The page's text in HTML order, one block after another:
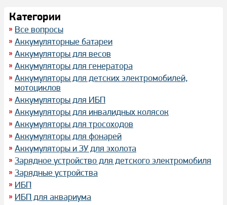
Категории
Все вопросы
Аккумуляторные батареи
Аккумуляторы для весов
Аккумуляторы для генератора
Аккумуляторы для детских электромобилей,
мотоциклов
Аккумуляторы для ИБП
Аккумуляторы для инвалидных колясок
Аккумуляторы для тросоходов
Аккумуляторы для фонарей
Аккумуляторы и ЗУ для эхолота
Зарядное устройство для детского электромобиля
Зарядные устройства
ИБП
ИБП для аквариума